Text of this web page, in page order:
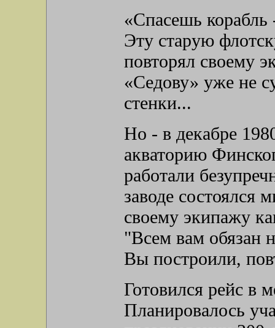
«Спасешь
Эту старую
повторял своему
«Седову» уже не
стенки...
Но - в декабре
акваторию
работали
заводе состоялся
своему экипажу
"Всем вам обязан
Вы построили,
Готовился рейс в
Планировалось